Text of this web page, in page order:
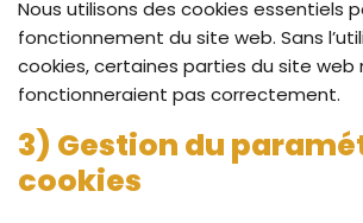
Nous utilisons des cookies essentiels
fonctionnement du site web. Sans
cookies, certaines parties du site web
fonctionneraient pas correctement.
3) Gestion du
cookies